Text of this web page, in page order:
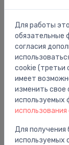
21.13 €
Для работы
обязательные
согласия
cookie (третьи
имеет
изменить свое
используемых
Для получения
используемых